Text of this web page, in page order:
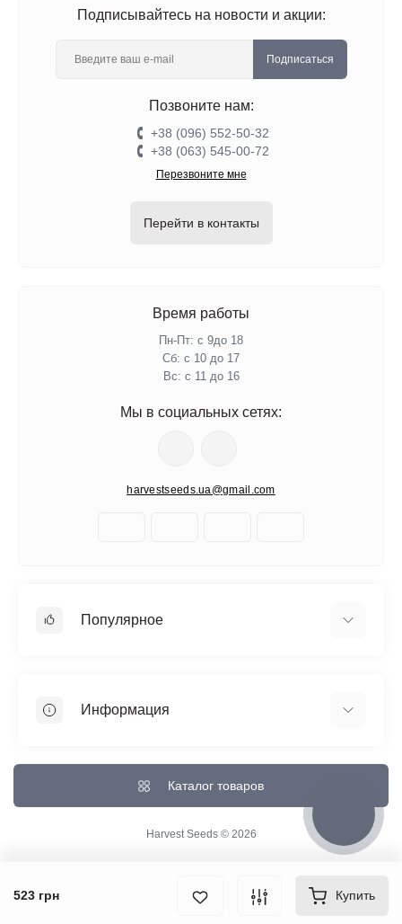
523 грн Купить
Подписывайтесь на новости и акции:
Подписаться
Позвоните нам:
+38 (096) 552-50-32
+38 (063) 545-00-72
Перезвоните мне
Перейти в контакты
Время работы
Пн-Пт: с 9до 18
Сб: с 10 до 17
Вс: с 11 до 16
Мы в социальных сетях:
harvestseeds.ua@gmail.com
Популярное
Быстроцветущие сорта
Информация
Доставка и Оплата
О магазине
Каталог товаров
Harvest Seeds © 2026